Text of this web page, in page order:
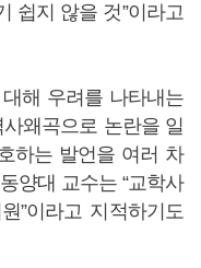
쉽지 않을 것”이라고
해 우려를 나타내는
왜곡으로 논란을 일
하는 발언을 여러 차
양대 교수는 “교학사
”이라고 지적하기도